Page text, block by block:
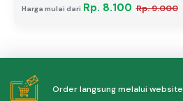
Harga mulai dari Rp. 8.100 Rp. 9.000
Order langsung melalui website